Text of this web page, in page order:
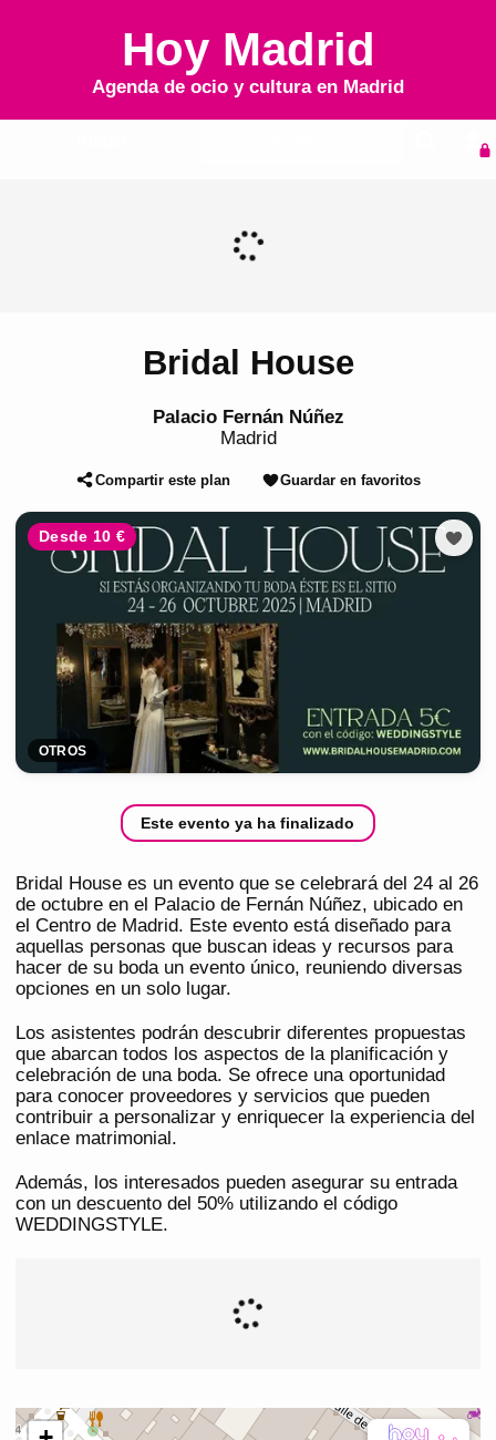
Hoy Madrid
Agenda de ocio y cultura en Madrid
Bridal House
Palacio Fernán Núñez
Madrid
Compartir este plan Guardar en favoritos
Desde 10 €
OTROS
Este evento ya ha finalizado
Bridal House es un evento que se celebrará del 24 al 26
de octubre en el Palacio de Fernán Núñez, ubicado en
el Centro de Madrid. Este evento está diseñado para
aquellas personas que buscan ideas y recursos para
hacer de su boda un evento único, reuniendo diversas
opciones en un solo lugar.
Los asistentes podrán descubrir diferentes propuestas
que abarcan todos los aspectos de la planificación y
celebración de una boda. Se ofrece una oportunidad
para conocer proveedores y servicios que pueden
contribuir a personalizar y enriquecer la experiencia del
enlace matrimonial.
Además, los interesados pueden asegurar su entrada
con un descuento del 50% utilizando el código
WEDDINGSTYLE.